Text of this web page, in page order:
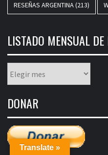
RESEÑAS ARGENTINA(213)
LISTADO MENSUAL
mensual
entradas
DONAR
Translate »